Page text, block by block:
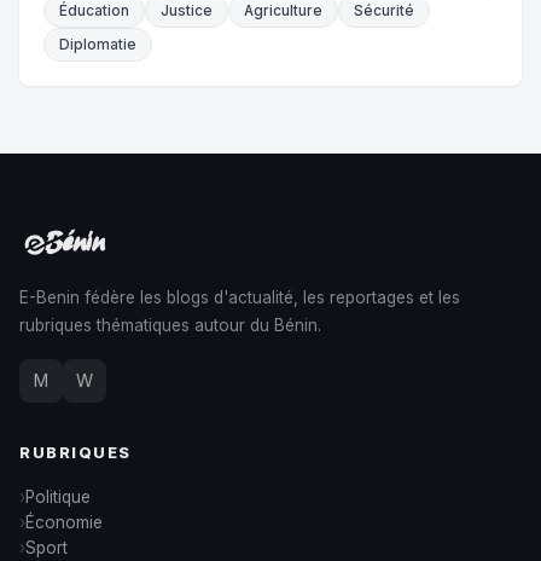
Éducation
Justice Agriculture
Sécurité
Diplomatie
E-Benin fédère les blogs d'actualité, les reportages et les
rubriques thématiques autour du Bénin.
M W
RUBRIQUES
Politique
Économie
Sport